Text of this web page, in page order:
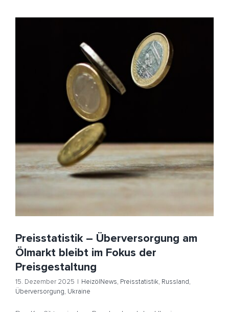
Preisstatistik – Überversorgung am Ölmarkt bleibt im
Fokus der Preisgestaltung
Preisstatistik
Ukraine
Preisstatistik – Überversorgung am
Ölmarkt bleibt im Fokus der
Preisgestaltung
15. Dezember 2025 | HeizölNews, Preisstatistik, Russland,
Überversorgung, Ukraine